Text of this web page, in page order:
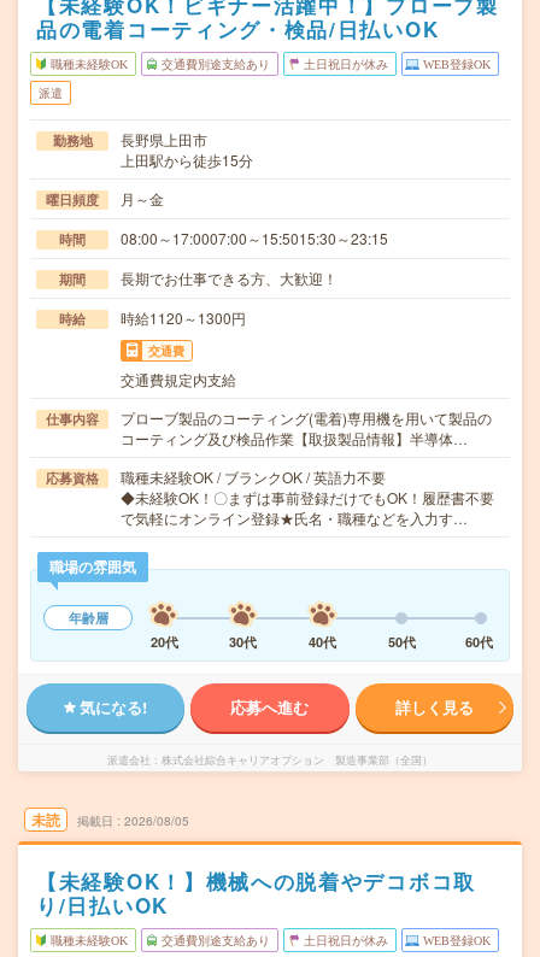
品の電着コーティング・検品/日払いOK
職種未経験OK 交通費別途支給あり 土日祝日が休み WEB登録OK
派遣
勤務地
長野県上田市
上田駅から徒歩15分
曜日頻度 月～金
時間 08:00～17:0007:00～15:5015:30～23:15
期間 長期でお仕事できる方、大歓迎！
時給 時給1120～1300円
交通費
交通費規定内支給
仕事内容
プローブ製品のコーティング(電着)専用機を用いて製品の
コーティング及び検品作業【取扱製品情報】半導体…
応募資格
職種未経験OK / ブランクOK / 英語力不要
◆未経験OK！〇まずは事前登録だけでもOK！履歴書不要
で気軽にオンライン登録★氏名・職種などを入力す…
職場の雰囲気
年齢層
20代
30代 40代 50代 60代
気になる! 応募へ進む 詳しく見る
派遣会社 株式会社綜合キャリアオプション 製造事業部（全国）
未読 掲載日 2026/08/05
【未経験OK！】機械への脱着やデコボコ取
り/日払いOK
職種未経験OK 交通費別途支給あり 土日祝日が休み WEB登録OK